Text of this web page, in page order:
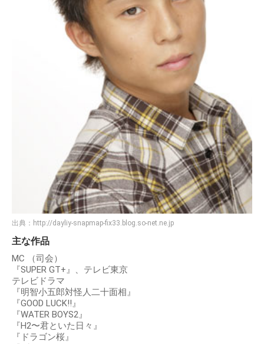
出典： http://dayliy-snapmap-fix33.blog.so-net.ne.jp
主な作品
MC （司会）
『SUPER GT+』、テレビ東京
テレビドラマ
『明智小五郎対怪人二十面相』
『GOOD LUCK!!』
『WATER BOYS2』
『H2〜君といた日々』
『ドラゴン桜』